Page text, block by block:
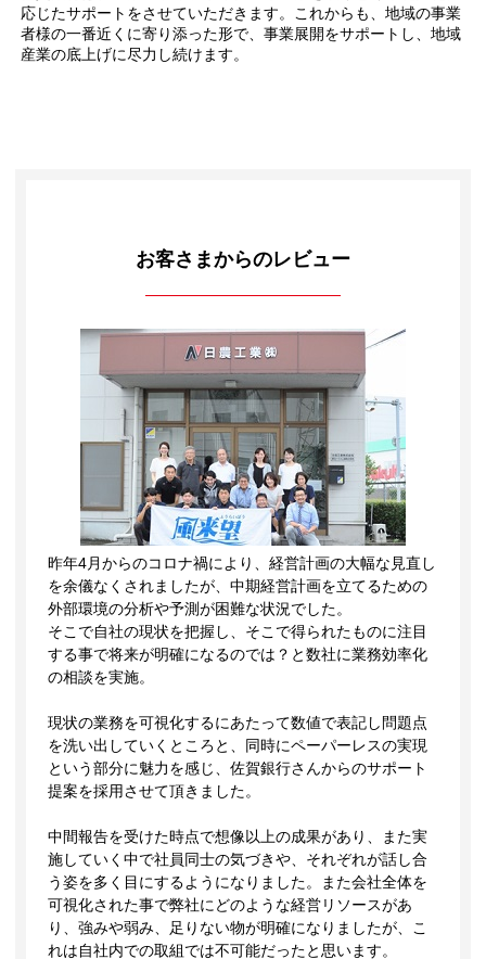
応じたサポートをさせていただきます。これからも、地域の事業
者様の一番近くに寄り添った形で、事業展開をサポートし、地域
産業の底上げに尽力し続けます。
お客さまからのレビュー
昨年4月からのコロナ禍により、経営計画の大幅な見直し
を余儀なくされましたが、中期経営計画を立てるための
外部環境の分析や予測が困難な状況でした。
そこで自社の現状を把握し、そこで得られたものに注目
する事で将来が明確になるのでは？と数社に業務効率化
の相談を実施。
現状の業務を可視化するにあたって数値で表記し問題点
を洗い出していくところと、同時にペーパーレスの実現
という部分に魅力を感じ、佐賀銀行さんからのサポート
提案を採用させて頂きました。
中間報告を受けた時点で想像以上の成果があり、また実
施していく中で社員同士の気づきや、それぞれが話し合
う姿を多く目にするようになりました。また会社全体を
可視化された事で弊社にどのような経営リソースがあ
り、強みや弱み、足りない物が明確になりましたが、こ
れは自社内での取組では不可能だったと思います。